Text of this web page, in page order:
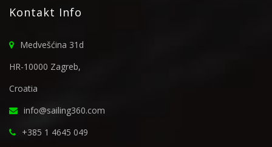
Kontakt Info
Medvešćina 31d
HR-10000 Zagreb,
Croatia
info@sailing360.com
+385 1 4645 049